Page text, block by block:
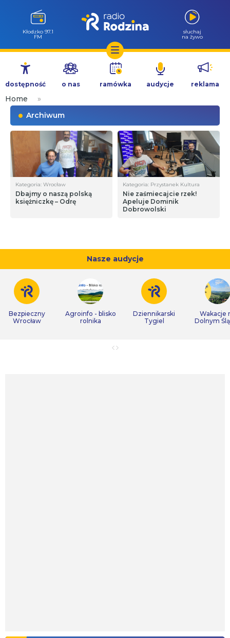
Przejdź
treści
Kłodzko 97.1
FM
słuchaj
na żywo
dostępność o nas ramówka audycje reklama
Home
»
Archiwum
Kategoria: Wrocław
Dbajmy o naszą polską
księżniczkę – Odrę
Kategoria: Przystanek Kultura
Nie zaśmiecajcie rzek!
Apeluje Dominik
Dobrowolski
Nasze audycje
Bezpieczny
Wrocław
Agroinfo - blisko
rolnika
Dziennikarski
Tygiel
Wakacje
Dolnym